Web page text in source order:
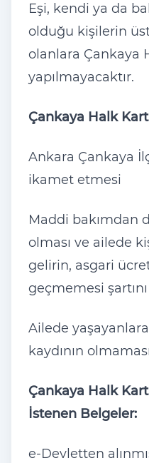
Eşi, kendi ya da
olduğu kişilerin
olanlara Çankaya
yapılmayacaktır.
Çankaya Halk
Ankara Çankaya
ikamet etmesi
Maddi bakımdan
olması ve ailede
gelirin, asgari
geçmemesi şartını
Ailede
kaydının
Çankaya Halk
İstenen Belgeler:
e-Devletten